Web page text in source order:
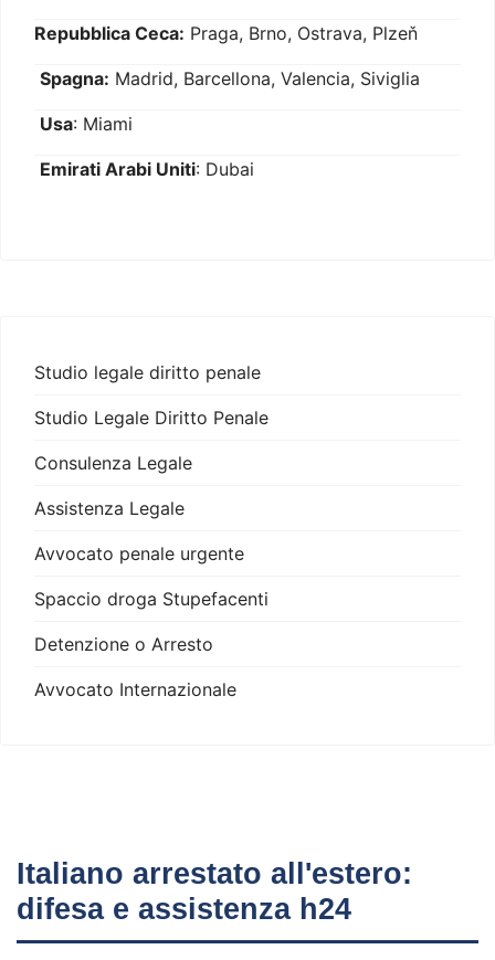
Repubblica Ceca: Praga, Brno, Ostrava, Plzeň
Spagna: Madrid, Barcellona, Valencia, Siviglia
Usa: Miami
Emirati Arabi Uniti: Dubai
Studio legale diritto penale
Studio Legale Diritto Penale
Consulenza Legale
Assistenza Legale
Avvocato penale urgente
Spaccio droga Stupefacenti
Detenzione o Arresto
Avvocato Internazionale
Italiano arrestato all'estero:
difesa e assistenza h24